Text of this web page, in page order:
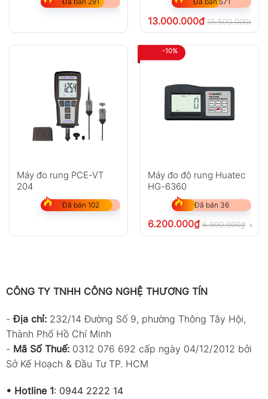
13.000.000₫ 15.500.000₫
Máy đo rung PCE-VT
204
Đã bán 102
-10%
Máy đo độ rung Huatec
HG-6360
Đã bán 36
6.200.000₫ 6.900.000₫ chưa
CÔNG TY TNHH CÔNG NGHỆ THƯƠNG TÍN
-Địa chỉ: 232/14 Đường Số 9, phường Thông Tây Hội,
Thành Phố Hồ Chí Minh
- Mã Số Thuế: 0312 076 692 cấp ngày 04/12/2012 bởi
Sở Kế Hoạch & Đầu Tư TP. HCM
• Hotline 1: 0944 2222 14